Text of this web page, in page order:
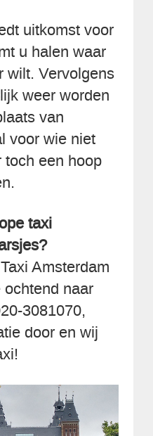
uitkomst voor
u halen waar
wilt. Vervolgens
weer worden
van
voor wie niet
een hoop
taxi
Amsterdam
naar
3081070,
door en wij